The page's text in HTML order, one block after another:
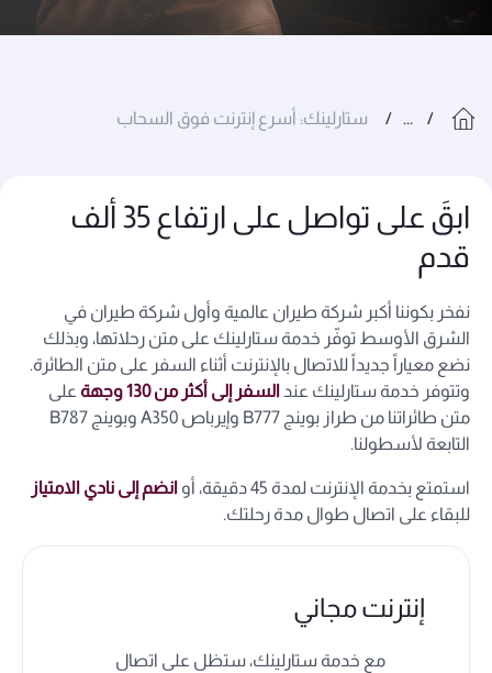
... ستارلينك: أسرع إنترنت فوق السحاب
ابقَ على تواصل على ارتفاع 35 ألف
قدم
نفخر بكوننا أكبر شركة طيران عالمية وأول شركة طيران في
الشرق الأوسط توفّر خدمة ستارلينك على متن رحلاتها، وبذلك
نضع معياراً جديداً للاتصال بالإنترنت أثناء السفر على متن الطائرة.
وتتوفر خدمة ستارلينك عند السفر إلى أكثر من 130 وجهة
على
متن طائراتنا من طراز بوينج B777 وإيرباص A350 وبوينج B787
التابعة لأسطولنا.
استمتع بخدمة الإنترنت لمدة 45 دقيقة، أو
انضم إلى نادي الامتياز
للبقاء على اتصال طوال مدة رحلتك.
إنترنت مجاني
مع خدمة ستارلينك، ستظل على اتصال